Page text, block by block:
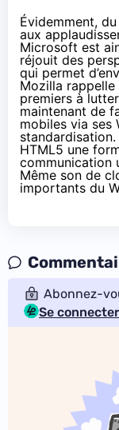
Évidemment,
aux
Microsoft est
réjouit des
qui permet
Mozilla rappelle
premiers à
maintenant de
mobiles via ses
HTML5 une
communication
Même son de
importants du
Abonnez-
Se connecter